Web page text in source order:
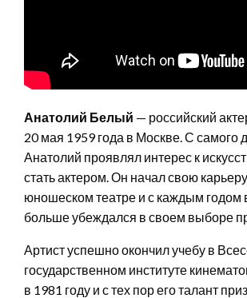
Анатолий Белый — российский
20 мая 1959 года в Москве. С самого
Анатолий проявлял интерес к
стать актером. Он начал свою
юношеском театре и с каждым годом
больше убеждался в своем выборе
Артист успешно окончил учебу в
государственном институте
в 1981 году и с тех пор его талант